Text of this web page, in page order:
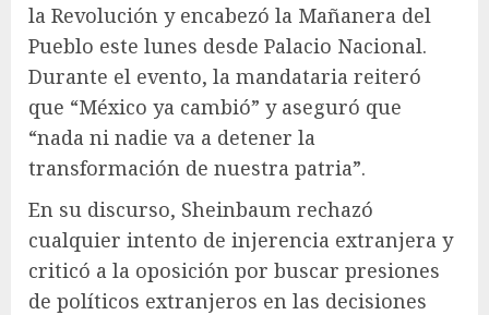
la Revolución y encabezó la Mañanera del
Pueblo este lunes desde Palacio Nacional.
Durante el evento, la mandataria reiteró
que “México ya cambió” y aseguró que
“nada ni nadie va a detener la
transformación de nuestra patria”.
En su discurso, Sheinbaum rechazó
cualquier intento de injerencia extranjera y
criticó a la oposición por buscar presiones
de políticos extranjeros en las decisiones